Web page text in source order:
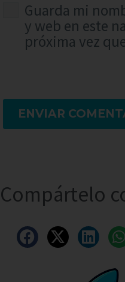
Guarda mi
y web en este
próxima vez
ENVIAR
Compártelo